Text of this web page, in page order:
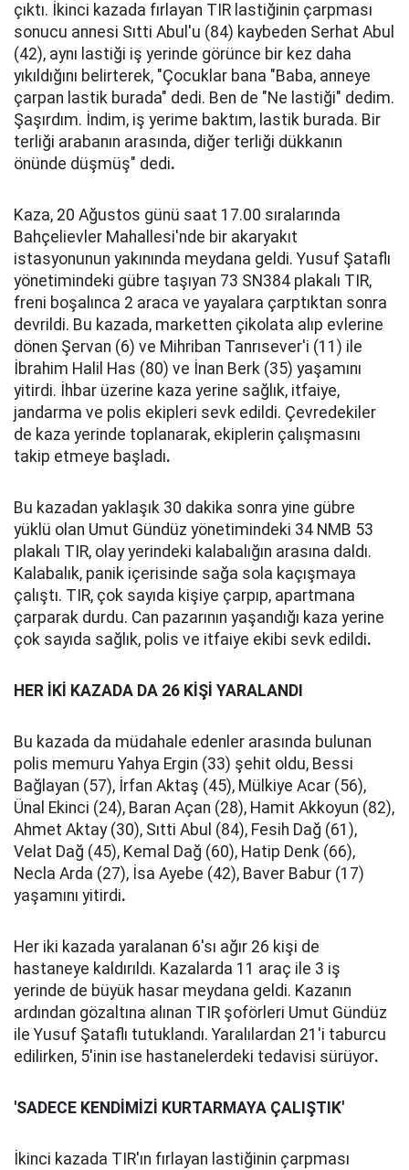
çıktı. İkinci kazada fırlayan TIR lastiğinin çarpması
sonucu annesi Sıtti Abul'u (84) kaybeden Serhat Abul
(42), aynı lastiği iş yerinde görünce bir kez daha
yıkıldığını belirterek, "Çocuklar bana "Baba, anneye
çarpan lastik burada" dedi. Ben de "Ne lastiği" dedim.
Şaşırdım. İndim, iş yerime baktım, lastik burada. Bir
terliği arabanın arasında, diğer terliği dükkanın
önünde düşmüş" dedi.
Kaza, 20 Ağustos günü saat 17.00 sıralarında
Bahçelievler Mahallesi'nde bir akaryakıt
istasyonunun yakınında meydana geldi. Yusuf Şataflı
yönetimindeki gübre taşıyan 73 SN384 plakalı TIR,
freni boşalınca 2 araca ve yayalara çarptıktan sonra
devrildi. Bu kazada, marketten çikolata alıp evlerine
dönen Şervan (6) ve Mihriban Tanrısever'i (11) ile
İbrahim Halil Has (80) ve İnan Berk (35) yaşamını
yitirdi. İhbar üzerine kaza yerine sağlık, itfaiye,
jandarma ve polis ekipleri sevk edildi. Çevredekiler
de kaza yerinde toplanarak, ekiplerin çalışmasını
takip etmeye başladı.
Bu kazadan yaklaşık 30 dakika sonra yine gübre
yüklü olan Umut Gündüz yönetimindeki 34 NMB 53
plakalı TIR, olay yerindeki kalabalığın arasına daldı.
Kalabalık, panik içerisinde sağa sola kaçışmaya
çalıştı. TIR, çok sayıda kişiye çarpıp, apartmana
çarparak durdu. Can pazarının yaşandığı kaza yerine
çok sayıda sağlık, polis ve itfaiye ekibi sevk edildi.
HER İKİ KAZADA DA 26 KİŞİ YARALANDI
Bu kazada da müdahale edenler arasında bulunan
polis memuru Yahya Ergin (33) şehit oldu, Bessi
Bağlayan (57), İrfan Aktaş (45), Mülkiye Acar (56),
Ünal Ekinci (24), Baran Açan (28), Hamit Akkoyun (82),
Ahmet Aktay (30), Sıtti Abul (84), Fesih Dağ (61),
Velat Dağ (45), Kemal Dağ (60), Hatip Denk (66),
Necla Arda (27), İsa Ayebe (42), Baver Babur (17)
yaşamını yitirdi.
Her iki kazada yaralanan 6'sı ağır 26 kişi de
hastaneye kaldırıldı. Kazalarda 11 araç ile 3 iş
yerinde de büyük hasar meydana geldi. Kazanın
ardından gözaltına alınan TIR şoförleri Umut Gündüz
ile Yusuf Şataflı tutuklandı. Yaralılardan 21'i taburcu
edilirken, 5'inin ise hastanelerdeki tedavisi sürüyor.
'SADECE KENDİMİZİ KURTARMAYA ÇALIŞTIK'
İkinci kazada TIR'ın fırlayan lastiğinin çarpması